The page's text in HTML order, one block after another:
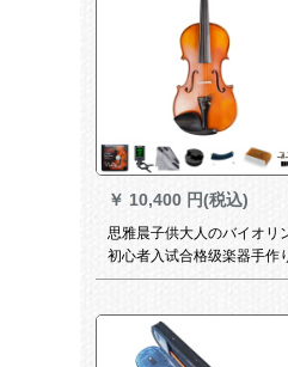
￥ 10,400 円(税込)
思雅晨子供大人のバイオリ
初心者入试合格级楽器手作
芸品実木マットV-0112(1/